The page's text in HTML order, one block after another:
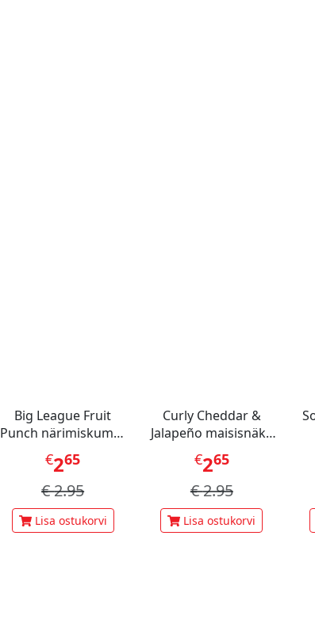
Big League Fruit
Punch närimiskumm
60 g
€265
€2.95
Lisa ostukorvi
Curly Cheddar &
Jalapeño maisisnäkk
70 g
€265
€2.95
Lisa ostukorvi